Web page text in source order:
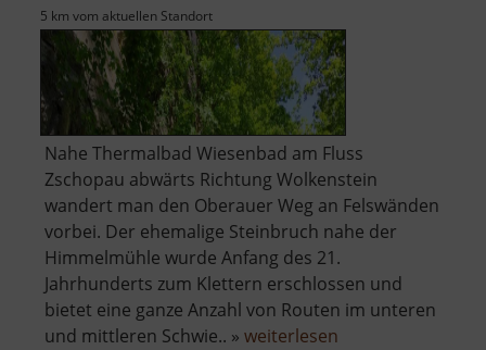
5 km vom aktuellen Standort
Nahe Thermalbad Wiesenbad am Fluss
Zschopau abwärts Richtung Wolkenstein
wandert man den Oberauer Weg an Felswänden
vorbei. Der ehemalige Steinbruch nahe der
Himmelmühle wurde Anfang des 21.
Jahrhunderts zum Klettern erschlossen und
bietet eine ganze Anzahl von Routen im unteren
und mittleren Schwie.. » weiterlesen